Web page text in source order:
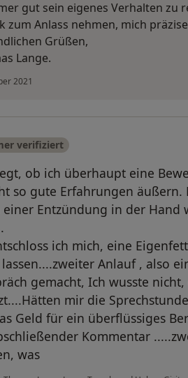
gut sein eigenes Verhalten zu
zum Anlass nehmen, mich
Grüßen,
Lange.
2021
verifiziert
ob ich überhaupt eine
so gute Erfahrungen äußern.
einer Entzündung in der Hand
ich mich, eine
Anlauf , also
gemacht, Ich wusste
mir die
Geld für ein überflüssiges
Kommentar
was